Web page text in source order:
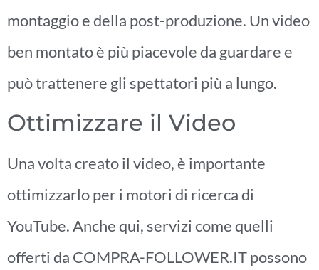
montaggio e della post-produzione. Un video
ben montato è più piacevole da guardare e
può trattenere gli spettatori più a lungo.
Ottimizzare il Video
Una volta creato il video, è importante
ottimizzarlo per i motori di ricerca di
YouTube. Anche qui, servizi come quelli
offerti da COMPRA-FOLLOWER.IT possono